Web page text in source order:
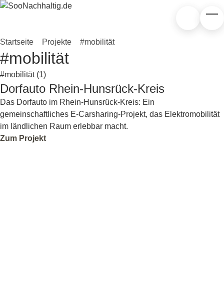
Zum Hauptinhalt springen
Startseite Projekte #mobilität
#mobilität
Nach Kategorie filtern
#mobilität
Dorfauto Rhein-Hunsrück-Kreis
Das Dorfauto im Rhein-Hunsrück-Kreis: Ein
gemeinschaftliches E-Carsharing-Projekt, das Elektromobilität
im ländlichen Raum erlebbar macht.
Zum Projekt